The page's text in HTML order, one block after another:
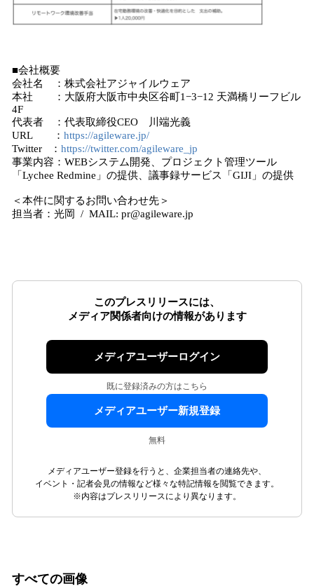
■会社概要
会社名 ：株式会社アジャイルウェア
本社 ：大阪府大阪市中央区谷町1−3−12 天満橋リーフビル
4F
代表者 ：代表取締役CEO 川端光義
URL ： https://agileware.jp/
Twitter ： https://twitter.com/agileware_jp
事業内容：WEBシステム開発、プロジェクト管理ツール
「Lychee Redmine」の提供、議事録サービス「GIJI」の提供
＜本件に関するお問い合わせ先＞
担当者：光岡 / MAIL: pr@agileware.jp
このプレスリリースには、
メディア関係者向けの情報があります
メディアユーザーログイン
既に登録済みの方はこちら
メディアユーザー新規登録
無料
メディアユーザー登録を行うと、企業担当者の連絡先や、
イベント・記者会見の情報など様々な特記情報を閲覧できます。
※内容はプレスリリースにより異なります。
すべての画像